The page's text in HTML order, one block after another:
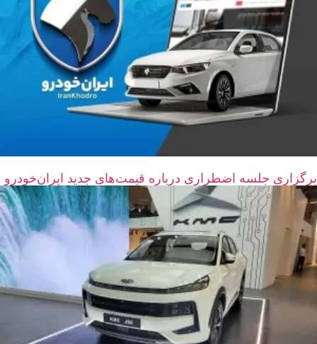
برگزاری جلسه اضطراری درباره قیمت‌های جدید ایران‌خودرو